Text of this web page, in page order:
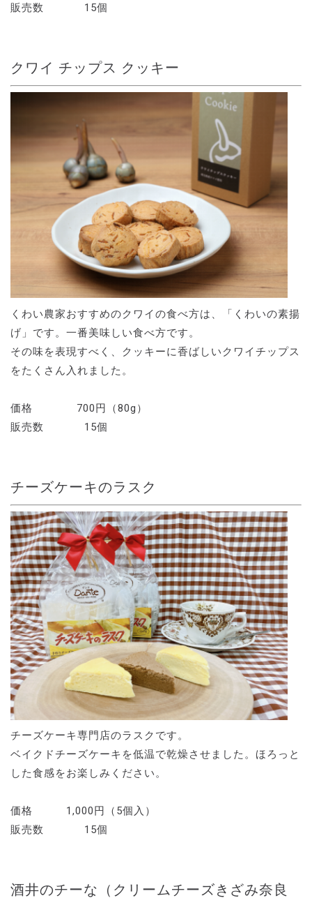
販売数 15個
クワイ チップス クッキー
くわい農家おすすめのクワイの食べ方は、「くわいの素揚
げ」です。一番美味しい食べ方です。
その味を表現すべく、クッキーに香ばしいクワイチップス
をたくさん入れました。
価格 700円（80g）
販売数 15個
チーズケーキのラスク
チーズケーキ専門店のラスクです。
ベイクドチーズケーキを低温で乾燥させました。ほろっと
した食感をお楽しみください。
価格 1,000円（5個入）
販売数 15個
酒井のチーな（クリームチーズきざみ奈良